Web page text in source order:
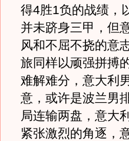
得4胜1负的战绩，
并未跻身三甲，但
风和不屈不挠的意
旅同样以顽强拼搏
难解难分，意大利
意，或许是波兰男
局连输两盘，意大
紧张激烈的角逐，